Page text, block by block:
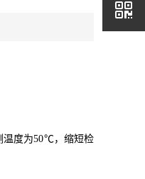
温度为50℃，缩短检